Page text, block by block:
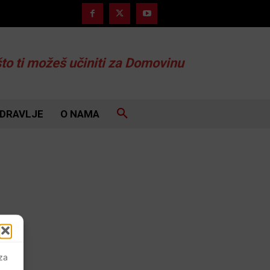
ti možeš učiniti za Domovinu
O NAMA